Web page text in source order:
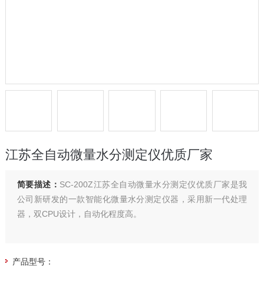
江苏全自动微量水分测定仪优质厂家
简要描述： SC-200Z江苏全自动微量水分测定仪优质厂家是我
公司新研发的一款智能化微量水分测定仪器，采用新一代处理
器，双CPU设计，自动化程度高。
产品型号：